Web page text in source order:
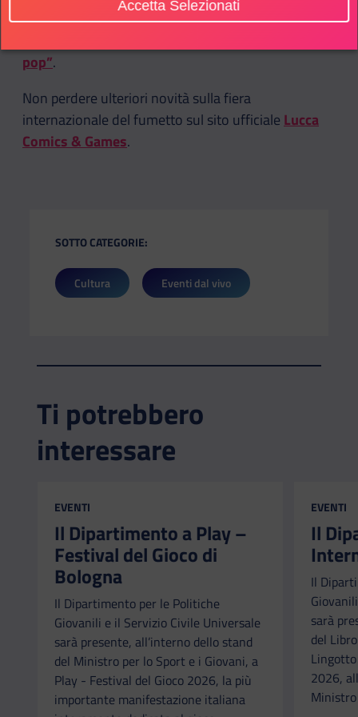
Durante l’evento, infatti, si svolgerà la finalissima
pop”.
Non perdere ulteriori novità sulla fiera
internazionale del fumetto sul sito ufficiale Lucca
Comics & Games.
SOTTO CATEGORIE:
Cultura Eventi dal vivo
Ti potrebbero
interessare
CATEGORIA:
EVENTI
Il Dipartimento a Play –
Festival del Gioco di
Bologna
Il Dipartimento per le Politiche
Giovanili e il Servizio Civile Universale
sarà presente, all’interno dello stand
del Ministro per lo Sport e i Giovani, a
Play - Festival del Gioco 2026, la più
importante manifestazione italiana
EVENTI
Il
Il
sarà
del
2026,
Accetta Selezionati